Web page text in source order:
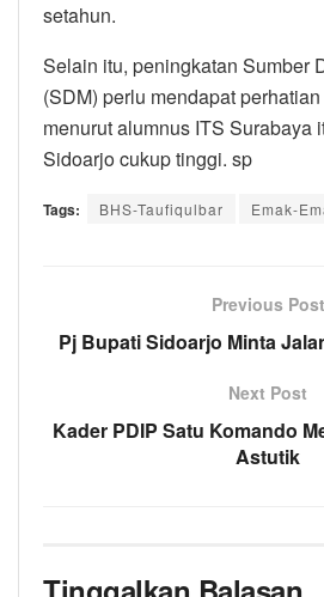
setahun.
Selain itu, peningkatan Sumber
(SDM) perlu mendapat
menurut alumnus ITS Surabaya
Sidoarjo cukup tinggi. sp
Tags: BHS-Taufiqulbar Emak-
Previous Post
Pj Bupati Sidoarjo Minta
Next Post
Kader PDIP Satu Komando
Astutik